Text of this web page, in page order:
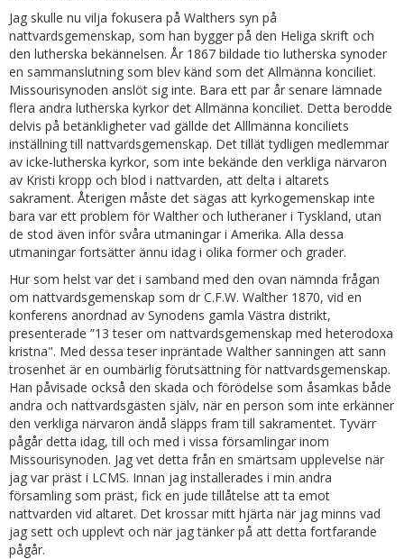
Jag skulle nu vilja fokusera på Walthers syn på
nattvardsgemenskap, som han bygger på den Heliga skrift och
den lutherska bekännelsen. År 1867 bildade tio lutherska synoder
en sammanslutning som blev känd som det Allmänna konciliet.
Missourisynoden anslöt sig inte. Bara ett par år senare lämnade
flera andra lutherska kyrkor det Allmänna konciliet. Detta berodde
delvis på betänkligheter vad gällde det Alllmänna konciliets
inställning till nattvardsgemenskap. Det tillät tydligen medlemmar
av icke-lutherska kyrkor, som inte bekände den verkliga närvaron
av Kristi kropp och blod i nattvarden, att delta i altarets
sakrament. Återigen måste det sägas att kyrkogemenskap inte
bara var ett problem för Walther och lutheraner i Tyskland, utan
de stod även inför svåra utmaningar i Amerika. Alla dessa
utmaningar fortsätter ännu idag i olika former och grader.
Hur som helst var det i samband med den ovan nämnda frågan
om nattvardsgemenskap som dr C.F.W. Walther 1870, vid en
konferens anordnad av Synodens gamla Västra distrikt,
presenterade ”13 teser om nattvardsgemenskap med heterodoxa
kristna". Med dessa teser inpräntade Walther sanningen att sann
trosenhet är en oumbärlig förutsättning för nattvardsgemenskap.
Han påvisade också den skada och förödelse som åsamkas både
andra och nattvardsgästen själv, när en person som inte erkänner
den verkliga närvaron ändå släpps fram till sakramentet. Tyvärr
pågår detta idag, till och med i vissa församlingar inom
Missourisynoden. Jag vet detta från en smärtsam upplevelse när
jag var präst i LCMS. Innan jag installerades i min andra
församling som präst, fick en jude tillåtelse att ta emot
nattvarden vid altaret. Det krossar mitt hjärta när jag minns vad
jag sett och upplevt och när jag tänker på att detta fortfarande
pågår.